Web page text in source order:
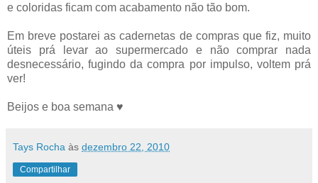
e coloridas ficam com acabamento não tão bom.
Em breve postarei as cadernetas de compras que fiz, muito
úteis prá levar ao supermercado e não comprar nada
desnecessário, fugindo da compra por impulso, voltem prá
ver!
Beijos e boa semana ♥
Tays Rocha às dezembro 22, 2010
Compartilhar